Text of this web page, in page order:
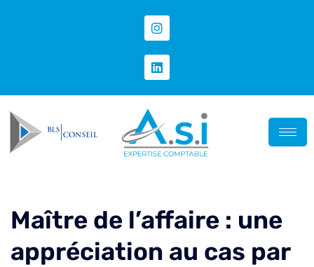
Maître de l’affaire : une
appréciation au cas par